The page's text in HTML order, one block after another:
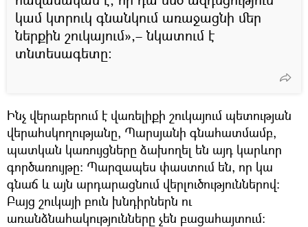
կամ կտրուկ գնանկում առաջացնի մեր
ներքին շուկայում»,– նկատում է
տնտեսագետը։
Ինչ վերաբերում է վառելիքի շուկայում պետության
վերահսկողությանը, Պարսյանի գնահատմամբ,
պատկան կառույցները ձախողել են այդ կարևոր
գործառույթը։ Պարզապես փաստում են, որ կա
գնաճ և այն արդարացնում վերլուծություններով։
Բայց շուկայի բուն խնդիրներն ու
առանձնահակությունները չեն բացահայտում։